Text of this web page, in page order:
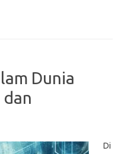
Dunia
dan
Di